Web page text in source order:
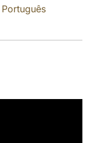
Português